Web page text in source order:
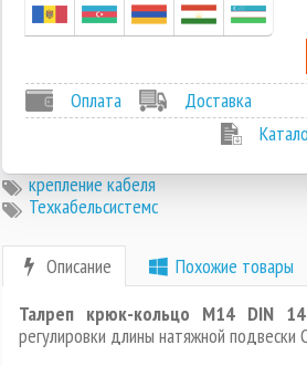
Оплата
Доставка
крепление кабеля
Техкабельсистемс
Описание
Похожие товары
Талреп крюк-кольцо M14 DIN
регулировки длины натяжной